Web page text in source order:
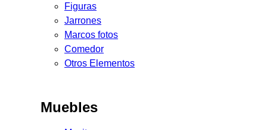
Figuras
Jarrones
Marcos fotos
Comedor
Otros Elementos
Muebles